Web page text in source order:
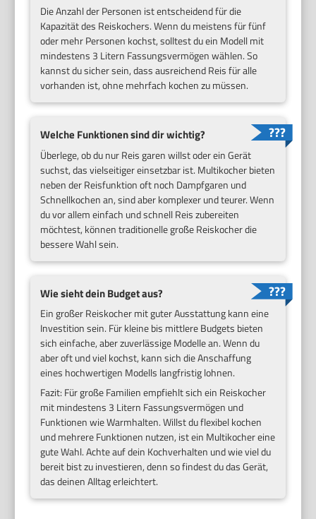
Die Anzahl der Personen ist entscheidend für die
Kapazität des Reiskochers. Wenn du meistens für fünf
oder mehr Personen kochst, solltest du ein Modell mit
mindestens 3 Litern Fassungsvermögen wählen. So
kannst du sicher sein, dass ausreichend Reis für alle
vorhanden ist, ohne mehrfach kochen zu müssen.
Welche Funktionen sind dir wichtig?
Überlege, ob du nur Reis garen willst oder ein Gerät
suchst, das vielseitiger einsetzbar ist. Multikocher bieten
neben der Reisfunktion oft noch Dampfgaren und
Schnellkochen an, sind aber komplexer und teurer. Wenn
du vor allem einfach und schnell Reis zubereiten
möchtest, können traditionelle große Reiskocher die
bessere Wahl sein.
Wie sieht dein Budget aus?
Ein großer Reiskocher mit guter Ausstattung kann eine
Investition sein. Für kleine bis mittlere Budgets bieten
sich einfache, aber zuverlässige Modelle an. Wenn du
aber oft und viel kochst, kann sich die Anschaffung
eines hochwertigen Modells langfristig lohnen.
Fazit: Für große Familien empfiehlt sich ein Reiskocher
mit mindestens 3 Litern Fassungsvermögen und
Funktionen wie Warmhalten. Willst du flexibel kochen
und mehrere Funktionen nutzen, ist ein Multikocher eine
gute Wahl. Achte auf dein Kochverhalten und wie viel du
bereit bist zu investieren, denn so findest du das Gerät,
das deinen Alltag erleichtert.